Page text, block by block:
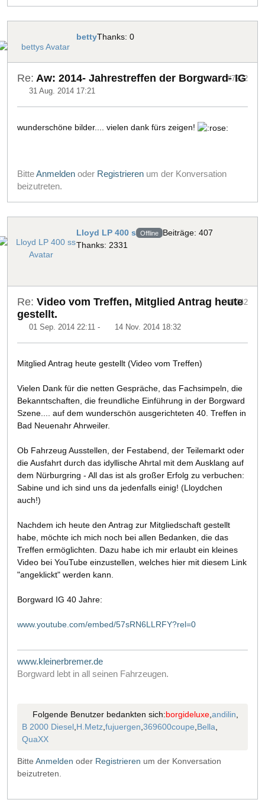
bettyThanks: 0
Re: Aw: 2014- Jahrestreffen der Borgward- IG
31 Aug. 2014 17:21
#7222
wunderschöne bilder.... vielen dank fürs zeigen!
BitteAnmelden oder Registrieren um der Konversation
beizutreten.
Lloyd LP 400 s Offline Beiträge: 407
Thanks: 2331
Re: Video vom Treffen, Mitglied Antrag heute
gestellt.
01 Sep. 2014 22:11 - 14 Nov. 2014 18:32
#7242
Mitglied Antrag heute gestellt (Video vom Treffen)
Vielen Dank für die netten Gespräche, das Fachsimpeln, die
Bekanntschaften, die freundliche Einführung in der Borgward
Szene.... auf dem wunderschön ausgerichteten 40. Treffen in
Bad Neuenahr Ahrweiler.
Ob Fahrzeug Ausstellen, der Festabend, der Teilemarkt oder
die Ausfahrt durch das idyllische Ahrtal mit dem Ausklang auf
dem Nürburgring - All das ist als großer Erfolg zu verbuchen:
Sabine und ich sind uns da jedenfalls einig! (Lloydchen
auch!)
Nachdem ich heute den Antrag zur Mitgliedschaft gestellt
habe, möchte ich mich noch bei allen Bedanken, die das
Treffen ermöglichten. Dazu habe ich mir erlaubt ein kleines
Video bei YouTube einzustellen, welches hier mit diesem Link
"angeklickt" werden kann.
Borgward IG 40 Jahre:
www.youtube.com/embed/57sRN6LLRFY?rel=0
www.kleinerbremer.de
Borgward lebt in all seinen Fahrzeugen.
Folgende Benutzer bedankten sich:borgideluxe, andilin
B 2000 Diesel H.Metz fujuergen 369600coupe Bella
QuaXX
Bitte Anmelden oder Registrieren um der Konversation
beizutreten.